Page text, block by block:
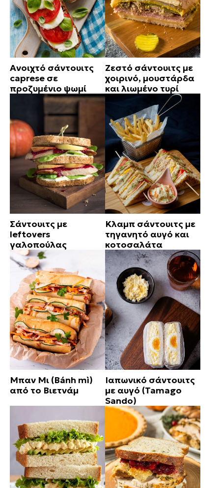
Ανοιχτό σάντουιτς
caprese σε
προζυμένιο ψωμί
Ζεστό σάντουιτς με
χοιρινό, μουστάρδα
και λιωμένο τυρί
Σάντουιτς με
leftovers
γαλοπούλας
Κλαμπ σάντουιτς με
τηγανητό αυγό και
κοτoσαλάτα
Μπαν Μι (Bánh mì)
από το Βιετνάμ
Ιαπωνικό σάντουιτς
με αυγό (Tamago
Sando)